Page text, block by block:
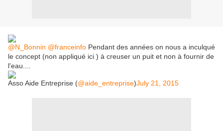
@N_Bonnin @franceinfo Pendant des années on nous a inculqué
le concept (non appliqué ici ) à creuser un puit et non à fournir de
l'eau....
Asso Aide Entreprise (@aide_entreprise)July 21, 2015